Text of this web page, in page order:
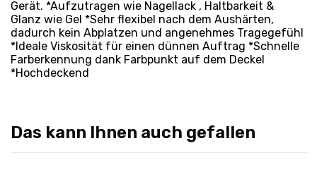
Gerät. *Aufzutragen wie Nagellack , Haltbarkeit &
Glanz wie Gel *Sehr flexibel nach dem Aushärten,
dadurch kein Abplatzen und angenehmes Tragegefühl
*Ideale Viskosität für einen dünnen Auftrag *Schnelle
Farberkennung dank Farbpunkt auf dem Deckel
*Hochdeckend
Das kann Ihnen auch gefallen